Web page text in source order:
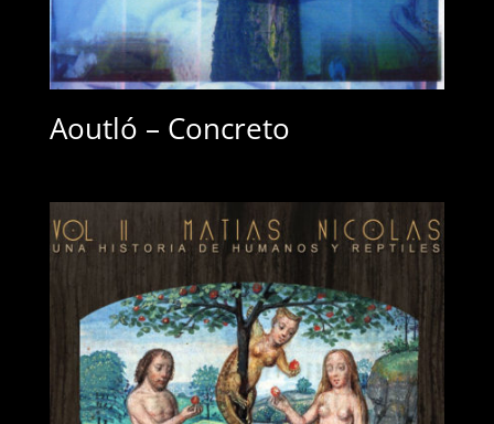
Aoutló – Concreto